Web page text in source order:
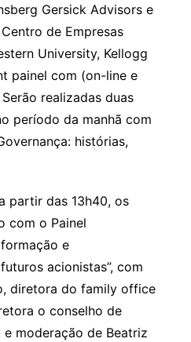
Gersick Advisors e
de Empresas
University, Kellogg
painel com (on-line e
realizadas duas
período da manhã com
histórias,
partir das 13h40, os
com o Painel
e
acionistas”, com
diretora do family office
o conselho de
moderação de Beatriz